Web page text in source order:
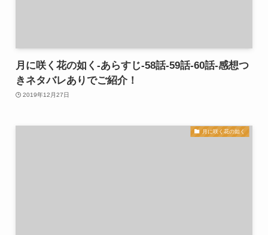
月に咲く花の如く-あらすじ-58話-59話-60話-感想つ
きネタバレありでご紹介！
2019年12月27日
月に咲く花の如く